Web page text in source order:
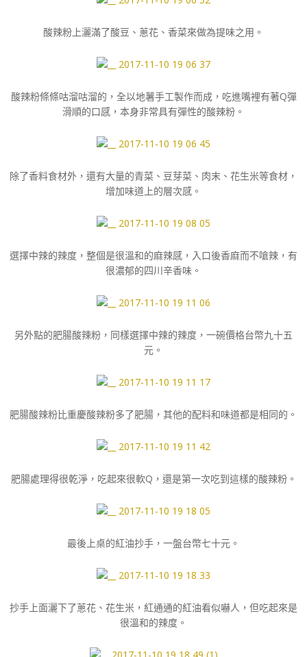
酸辣粉上灑滿了酸豆、蔥花、香菜來做為提味之用。
酸辣粉條條咕溜咕溜的，全以地薯手工製作而成，吃進嘴裡有著Q彈
滑順的口感，本身非常具有彈性的酸辣粉。
除了香料食材外，還有大量的青菜、豆芽菜、肉末、花生米等食材，
增加味道上的層次感。
選擇中辣的辣度，整個是很溫和的麻辣感，入口後香麻而不嗆辣，有
很濃郁的四川辛香味。
另外點的肥腸酸辣粉，同樣選擇中辣的辣度，一碗價格台幣九十五
元。
肥腸酸辣粉比重慶酸辣粉多了肥腸，其他的配料和味道都是相同的。
肥腸處理得很乾淨，吃起來很軟Q，還是第一次吃到這樣的酸辣粉。
最後上桌的紅油抄手，一盤台幣七十元。
抄手上面灑下了蔥花、花生米，紅通通的紅油看似嚇人，但吃起來是
很溫和的辣度。